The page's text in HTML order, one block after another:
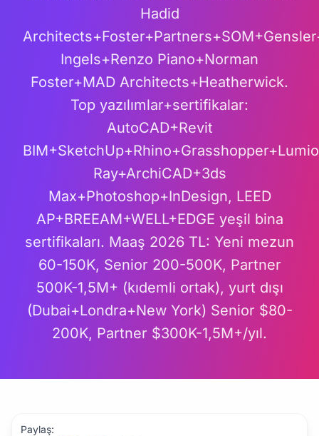
Hadid
Ingels+Renzo Piano+Norman
Foster+MAD Architects+Heatherwick.
Top yazılımlar+sertifikalar:
AutoCAD+Revit
Ray+ArchiCAD+3ds
Max+Photoshop+InDesign, LEED
AP+BREEAM+WELL+EDGE yeşil bina
sertifikaları. Maaş 2026 TL: Yeni mezun
60-150K, Senior 200-500K, Partner
500K-1,5M+ (kıdemli ortak), yurt dışı
(Dubai+Londra+New York) Senior $80-
200K, Partner $300K-1,5M+/yıl.
Paylaş: